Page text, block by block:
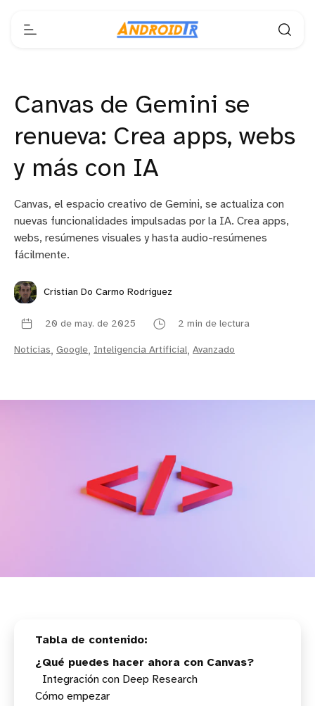
Canvas de Gemini se
renueva: Crea apps, webs
y más con IA
Canvas, el espacio creativo de Gemini, se actualiza con
nuevas funcionalidades impulsadas por la IA. Crea apps,
webs, resúmenes visuales y hasta audio-resúmenes
fácilmente.
Cristian Do Carmo Rodríguez
20 de may. de 2025 2 min de lectura
Noticias, Google, Inteligencia Artificial, Avanzado
¿Qué puedes hacer ahora con Canvas?
Integración con Deep Research
Cómo empezar